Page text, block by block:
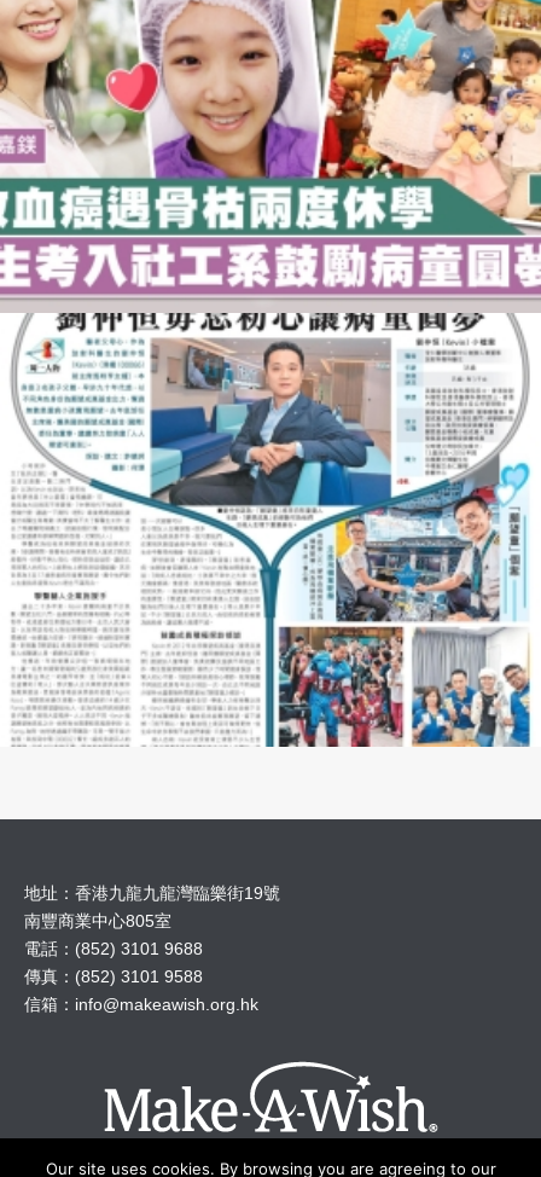
地址：香港九龍九龍灣臨樂街19號
南豐商業中心805室
電話：(852) 3101 9688
傳真：(852) 3101 9588
信箱： info@makeawish.org.hk
Our site uses cookies. By browsing you are agreeing to our